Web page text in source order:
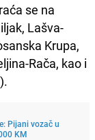
se na
Lašva-
Krupa,
Rača, kao i
Pijani vozač u
KM